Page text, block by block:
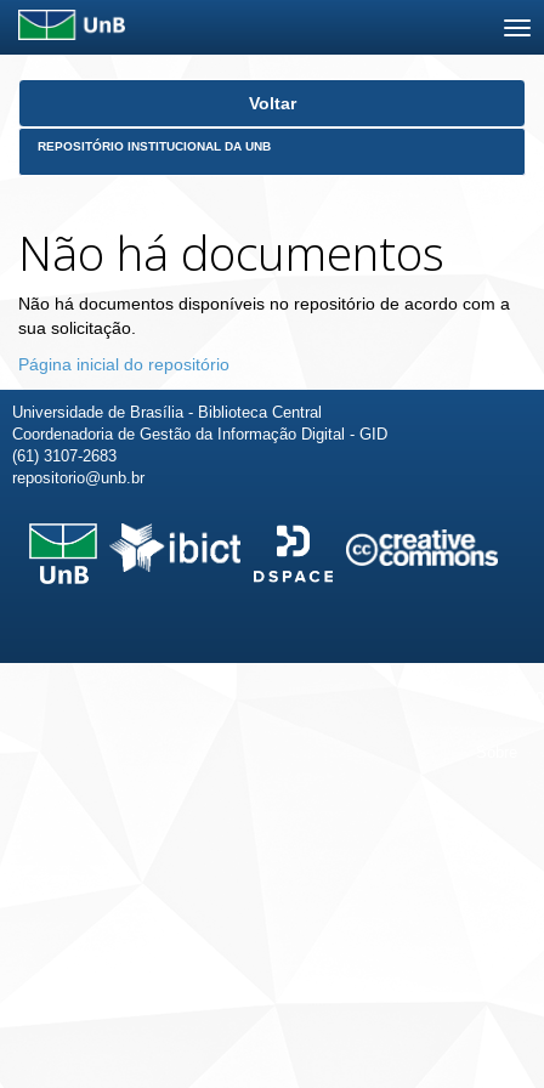
Skip
Voltar
REPOSITÓRIO INSTITUCIONAL DA UNB
Não há documentos
Não há documentos disponíveis no repositório de acordo com a
sua solicitação.
Página inicial do repositório
Universidade de Brasília - Biblioteca Central
Coordenadoria de Gestão da Informação Digital - GID
(61) 3107-2683
repositorio@unb.br